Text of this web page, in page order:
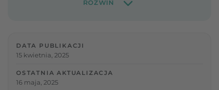
DATA PUBLIKACJI
15 kwietnia, 2025
OSTATNIA AKTUALIZACJA
16 maja, 2025